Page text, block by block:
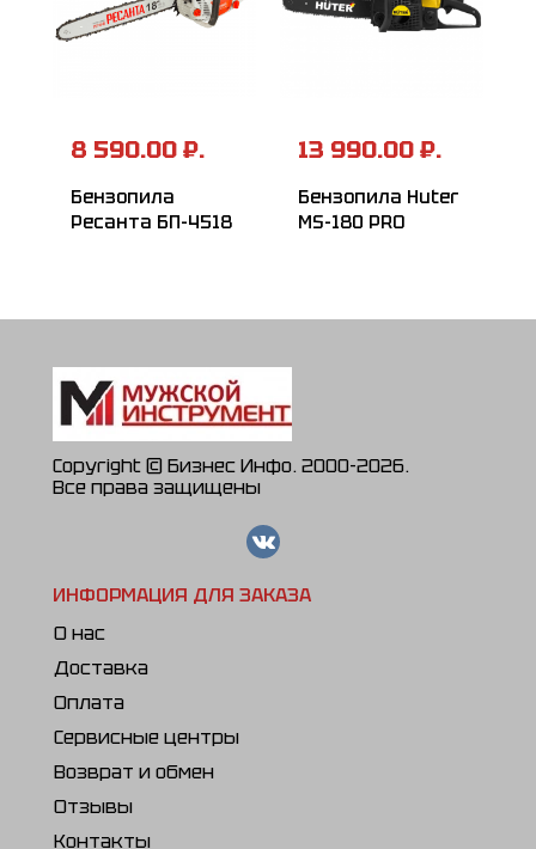
8 590.00 ₽.
Бензопила
Ресанта БП-4518
13 990.00 ₽.
Бензопила Huter
MS-180 PRO
Copyright © Бизнес Инфо. 2000-2026.
Все права защищены
ИНФОРМАЦИЯ ДЛЯ ЗАКАЗА
О нас
Доставка
Оплата
Сервисные центры
Возврат и обмен
Отзывы
Контакты